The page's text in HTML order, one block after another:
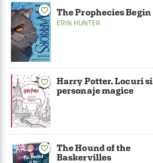
favorite_border The Prophecies Begin
ERIN HUNTER
favorite_border
Harry Potter. Locuri si
personaje magice
favorite_border
The Hound of the
Baskervilles